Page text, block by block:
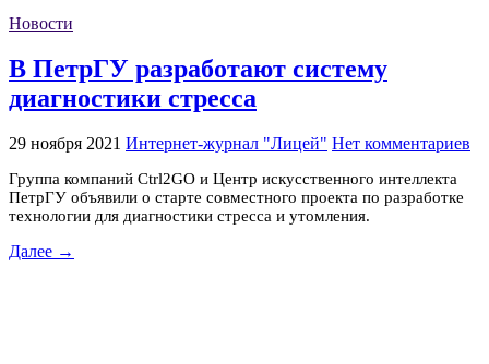
Новости
В ПетрГУ разработают систему
диагностики стресса
29 ноября 2021 Интернет-журнал "Лицей" Нет комментариев
Группа компаний Ctrl2GO и Центр искусственного интеллекта
ПетрГУ объявили о старте совместного проекта по разработке
технологии для диагностики стресса и утомления.
Далее →